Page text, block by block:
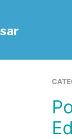
Por dentro das Diretrizes de Educação: